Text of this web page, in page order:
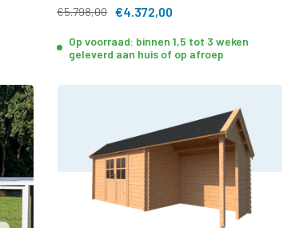
€5.798,00 €4.372,00
Op voorraad: binnen 1,5 tot 3 weken
geleverd aan huis of op afroep